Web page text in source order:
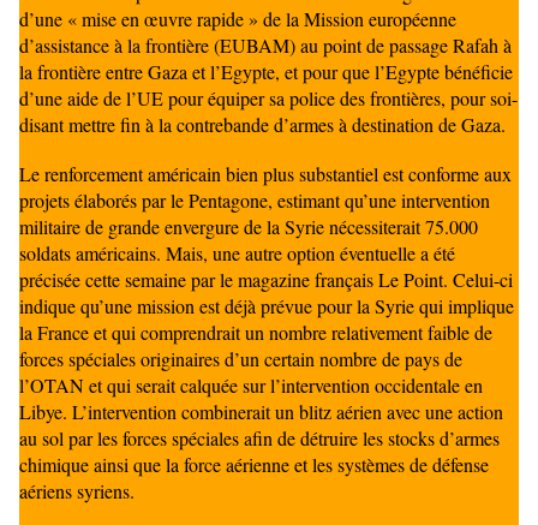
d’une « mise en œuvre rapide » de la Mission européenne
d’assistance à la frontière (EUBAM) au point de passage Rafah à
la frontière entre Gaza et l’Egypte, et pour que l’Egypte bénéficie
d’une aide de l’UE pour équiper sa police des frontières, pour soi-
disant mettre fin à la contrebande d’armes à destination de Gaza.
Le renforcement américain bien plus substantiel est conforme aux
projets élaborés par le Pentagone, estimant qu’une intervention
militaire de grande envergure de la Syrie nécessiterait 75.000
soldats américains. Mais, une autre option éventuelle a été
précisée cette semaine par le magazine français Le Point. Celui-ci
indique qu’une mission est déjà prévue pour la Syrie qui implique
la France et qui comprendrait un nombre relativement faible de
forces spéciales originaires d’un certain nombre de pays de
l’OTAN et qui serait calquée sur l’intervention occidentale en
Libye. L’intervention combinerait un blitz aérien avec une action
au sol par les forces spéciales afin de détruire les stocks d’armes
chimique ainsi que la force aérienne et les systèmes de défense
aériens syriens.